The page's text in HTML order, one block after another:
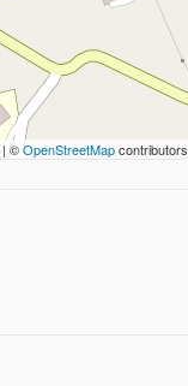
| ©OpenStreetMapcontributors